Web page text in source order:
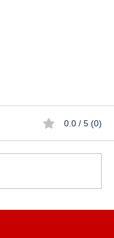
0.0 / 5 (0)